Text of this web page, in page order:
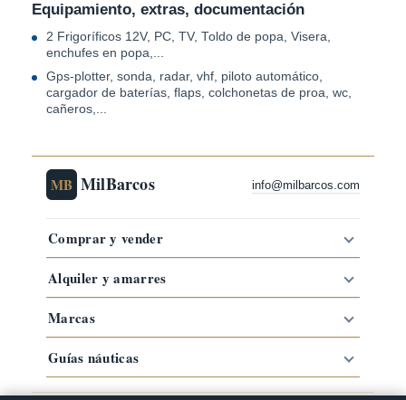
Equipamiento, extras, documentación
2 Frigoríficos 12V, PC, TV, Toldo de popa, Visera,
enchufes en popa,...
Gps-plotter, sonda, radar, vhf, piloto automático,
cargador de baterías, flaps, colchonetas de proa, wc,
cañeros,...
MB MilBarcos info@milbarcos.com
Comprar y vender
Alquiler y amarres
Marcas
Guías náuticas